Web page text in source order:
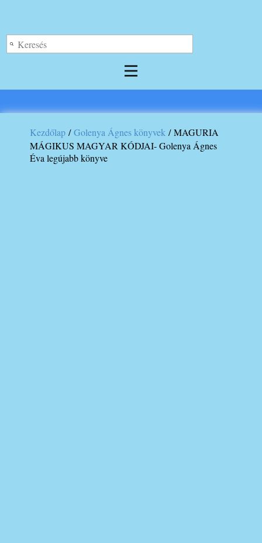
Kezdőlap /Golenya Ágnes könyvek / MAGURIA
MÁGIKUS MAGYAR KÓDJAI- Golenya Ágnes
Éva legújabb könyve